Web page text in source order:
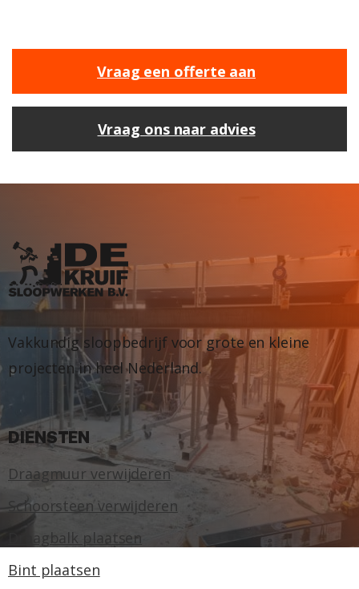
Vraag een offerte aan
Vraag ons naar advies
Vakkundig sloopbedrijf voor grote en kleine
projecten in heel Nederland.
DIENSTEN
Draagmuur verwijderen
Schoorsteen verwijderen
Draagbalk plaatsen
Bint plaatsen